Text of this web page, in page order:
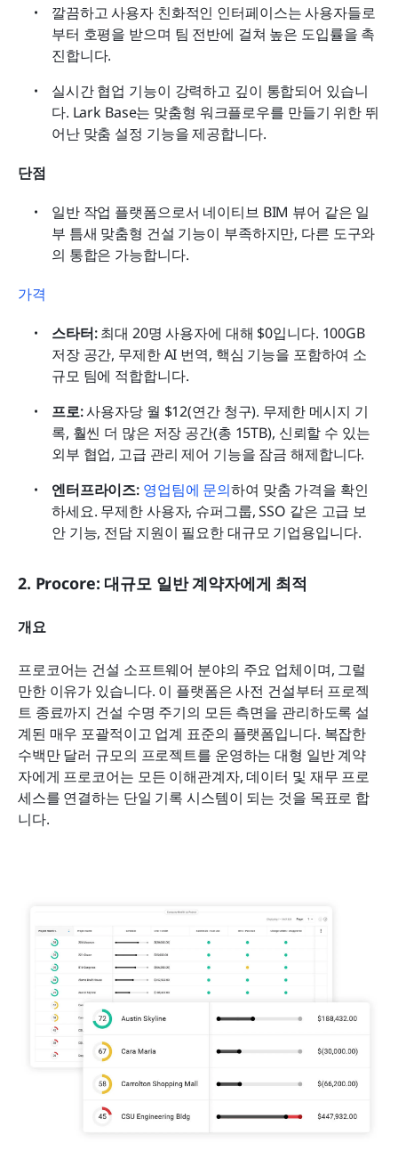
깔끔하고 사용자 친화적인 인터페이스는 사용자들로
부터 호평을 받으며 팀 전반에 걸쳐 높은 도입률을 촉
진합니다.
실시간 협업 기능이 강력하고 깊이 통합되어 있습니
다. Lark Base는 맞춤형 워크플로우를 만들기 위한 뛰
어난 맞춤 설정 기능을 제공합니다.
단점
일반 작업 플랫폼으로서 네이티브 BIM 뷰어 같은 일
부 틈새 맞춤형 건설 기능이 부족하지만, 다른 도구와
의 통합은 가능합니다.
가격
스타터: 최대 20명 사용자에 대해 $0입니다. 100GB
저장 공간, 무제한 AI 번역, 핵심 기능을 포함하여 소
규모 팀에 적합합니다.
프로: 사용자당 월 $12(연간 청구). 무제한 메시지 기
록, 훨씬 더 많은 저장 공간(총 15TB), 신뢰할 수 있는
외부 협업, 고급 관리 제어 기능을 잠금 해제합니다.
엔터프라이즈: 영업팀에 문의하여 맞춤 가격을 확인
하세요. 무제한 사용자, 슈퍼그룹, SSO 같은 고급 보
안 기능, 전담 지원이 필요한 대규모 기업용입니다.
2. Procore: 대규모 일반 계약자에게 최적
개요
프로코어는 건설 소프트웨어 분야의 주요 업체이며, 그럴
만한 이유가 있습니다. 이 플랫폼은 사전 건설부터 프로젝
트 종료까지 건설 수명 주기의 모든 측면을 관리하도록 설
계된 매우 포괄적이고 업계 표준의 플랫폼입니다. 복잡한
수백만 달러 규모의 프로젝트를 운영하는 대형 일반 계약
자에게 프로코어는 모든 이해관계자, 데이터 및 재무 프로
세스를 연결하는 단일 기록 시스템이 되는 것을 목표로 합
니다.